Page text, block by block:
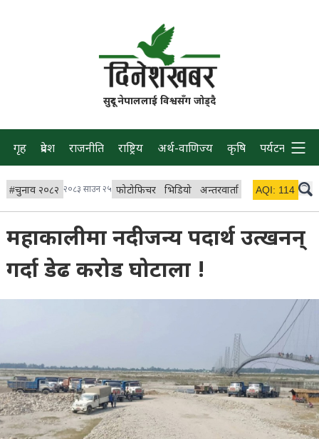
सुदूर नेपाललाई विश्वसँग जोड्दै
गृह प्रदेश राजनीति राष्ट्रिय अर्थ-वाणिज्य कृषि पर्यटन प्रवास
#चुनाव २०८२ २०८३ साउन २५ फोटोफिचर भिडियो अन्तरवार्ता विचार/ब्लग
AQI: 114
महाकालीमा नदीजन्य पदार्थ उत्खनन्
गर्दा डेढ करोड घोटाला !